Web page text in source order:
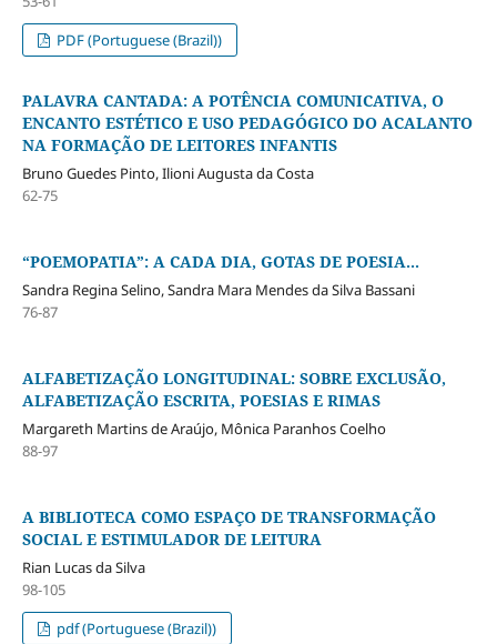
PDF (Portuguese (Brazil))
PALAVRA CANTADA: A POTÊNCIA COMUNICATIVA, O
ENCANTO ESTÉTICO E USO PEDAGÓGICO DO ACALANTO
NA FORMAÇÃO DE LEITORES INFANTIS
Bruno Guedes Pinto, Ilioni Augusta da Costa
62-75
“POEMOPATIA”: A CADA DIA, GOTAS DE POESIA...
Sandra Regina Selino, Sandra Mara Mendes da Silva Bassani
76-87
ALFABETIZAÇÃO LONGITUDINAL: SOBRE EXCLUSÃO,
ALFABETIZAÇÃO ESCRITA, POESIAS E RIMAS
Margareth Martins de Araújo, Mônica Paranhos Coelho
88-97
A BIBLIOTECA COMO ESPAÇO DE TRANSFORMAÇÃO
SOCIAL E ESTIMULADOR DE LEITURA
Rian Lucas da Silva
98-105
pdf (Portuguese (Brazil))